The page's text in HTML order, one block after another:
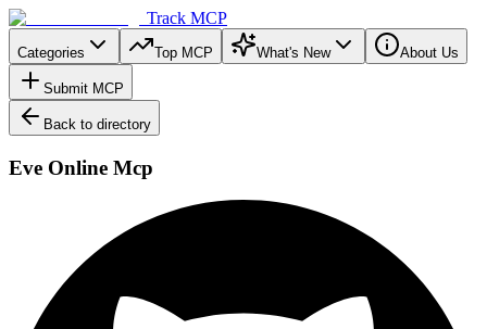
Track MCP
Categories Top MCP What's New About Us
Submit MCP
Back to directory
Eve Online Mcp